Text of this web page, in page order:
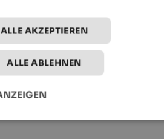
in Südtirol
im Frühjahr am
ALLE AKZEPTIEREN
ALLE ABLEHNEN